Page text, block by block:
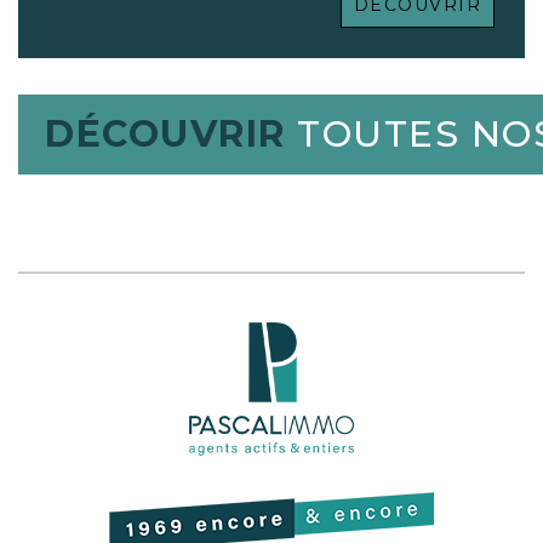
architecture qui privilégie la fluidité des
détail contribue à une atmosphère de
sérénité absolue. L'emplacement, niché
dans un quartier résidentiel prisé, permet
pour durer. Dès l'entrée, la singularité des
privatif de 11.66 m², un espace exclusif qui
agit comme un sas de décompression,
garantissant une tranquillité totale et une
transition élégante entre le monde
extérieur et l'intimité du foyer. En
franchissant le seuil, l'espace de vie de 45
immédiatement une sensation d'espace et
de liberté. Ce volume magistral est le coeur
battant de la maison, où la lumière
DÉCOUVRIR
DÉCOUVRIR TOUTES